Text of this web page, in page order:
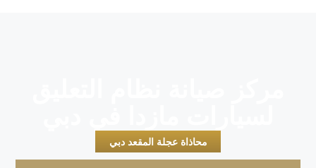
محاذاة عجلة المقعد دبي